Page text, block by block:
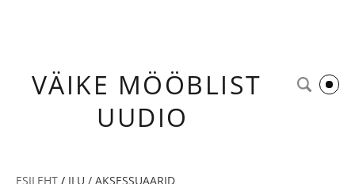
VÄIKE MÖÖBLIST
UUDIO
ESILEHT / ILU / AKSESSUAARID